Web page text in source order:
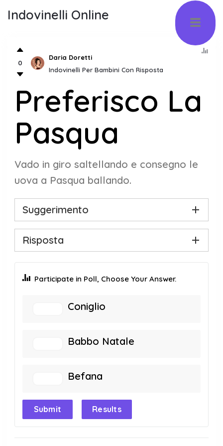
Indovinelli Online
0
Daria Doretti
Indovinelli Per Bambini Con Risposta
Preferisco La
Pasqua
Vado in giro saltellando e consegno le
uova a Pasqua ballando.
Suggerimento
Risposta
Participate in Poll, Choose Your Answer.
Coniglio
Babbo Natale
Befana
Submit Results